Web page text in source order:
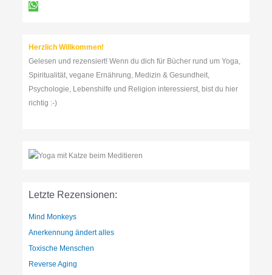
h
Herzlich Willkommen!
Gelesen und rezensiert! Wenn du dich für Bücher rund um Yoga,
Spiritualität, vegane Ernährung, Medizin & Gesundheit,
Psychologie, Lebenshilfe und Religion interessierst, bist du hier
richtig :-)
Letzte Rezensionen:
Mind Monkeys
Anerkennung ändert alles
Toxische Menschen
Reverse Aging